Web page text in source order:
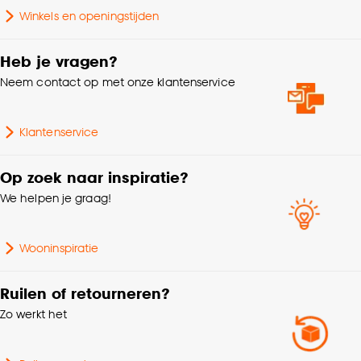
0.1 CM
Gebruiksklasse Normaal woongebruik
watergedragen tot 23°C,
Ingefreesd, elektrisch tot
Winkels en openingstijden
Heb je vragen?
Neem contact op met onze klantenservice
Klantenservice
Op zoek naar inspiratie?
We helpen je graag!
Wooninspiratie
Ruilen of retourneren?
Zo werkt het